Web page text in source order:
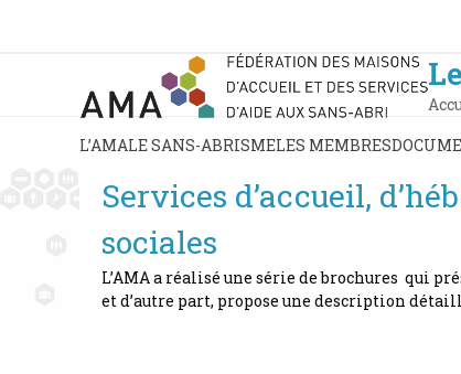
L’AMALE SANS-ABRISMELES MEMBRES
Services d’accueil,
sociales
L’AMA a réalisé une série de brochures qui
et d’autre part, propose une description